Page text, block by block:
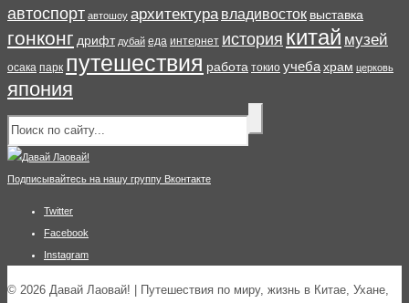
автоспорт автошоу архитектура владивосток выставка
гонконг дрифт дубай еда интернет история китай музей
осака парк путешествия работа токио учебахрам церковь
япония
Подписывайтесь на нашу группу Вконтакте
Twitter
Facebook
Instagram
© 2026 Давай Лаовай! | Путешествия по миру, жизнь в Китае, Ухане,